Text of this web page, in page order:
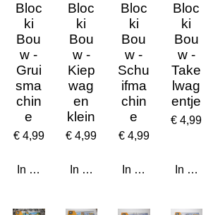
Bloc
ki
Bou
w -
Grui
sma
chin
e
€ 4,99
In winkelwagen
Bloc
ki
Bou
w -
Kiep
wag
en
klein
€ 4,99
In winkelwagen
Bloc
ki
Bou
w -
Schu
ifma
chin
e
€ 4,99
In winkelwagen
Bloc
ki
Bou
w -
Take
lwag
entje
€ 4,99
In